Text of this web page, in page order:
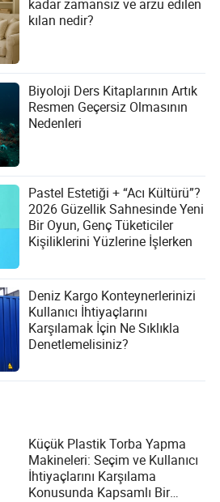
kadar zamansız ve arzu edilen
kılan nedir?
Biyoloji Ders Kitaplarının Artık
Resmen Geçersiz Olmasının
Nedenleri
Pastel Estetiği + “Acı Kültürü”?
2026 Güzellik Sahnesinde Yeni
Bir Oyun, Genç Tüketiciler
Kişiliklerini Yüzlerine İşlerken
Deniz Kargo Konteynerlerinizi
Kullanıcı İhtiyaçlarını
Karşılamak İçin Ne Sıklıkla
Denetlemelisiniz?
Küçük Plastik Torba Yapma
Makineleri: Seçim ve Kullanıcı
İhtiyaçlarını Karşılama
Konusunda Kapsamlı Bir